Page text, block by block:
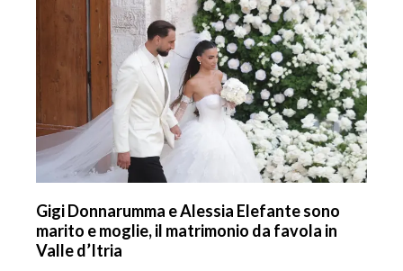
Gigi Donnarumma e Alessia Elefante sono
marito e moglie, il matrimonio da favola in
Valle d’Itria